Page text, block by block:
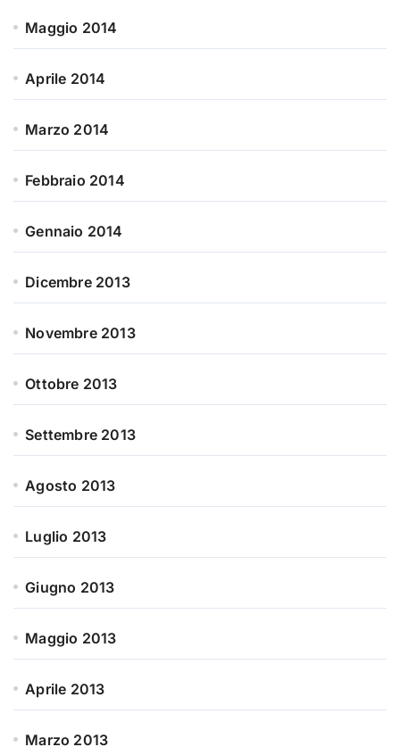
Maggio 2014
Aprile 2014
Marzo 2014
Febbraio 2014
Gennaio 2014
Dicembre 2013
Novembre 2013
Ottobre 2013
Settembre 2013
Agosto 2013
Luglio 2013
Giugno 2013
Maggio 2013
Aprile 2013
Marzo 2013